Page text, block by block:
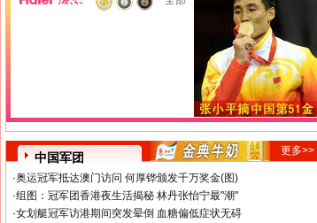
中国军团
更多>>
·奥运冠军抵达澳门访问 何厚铧颁发千万奖金(图)
·组图：冠军团香港夜生活揭秘 林丹张怡宁最"潮"
·女划艇冠军访港期间突发晕倒 血糖偏低症状无碍